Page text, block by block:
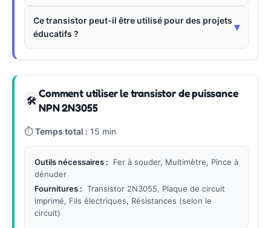
Ce transistor peut-il être utilisé pour des projets
éducatifs ?
▾
🛠
Comment utiliser le transistor de puissance
NPN 2N3055
⏱Temps total : 15 min
Outils nécessaires :
Fer à souder, Multimètre, Pince à
dénuder
Fournitures : Transistor 2N3055, Plaque de circuit
imprimé, Fils électriques, Résistances (selon le
circuit)